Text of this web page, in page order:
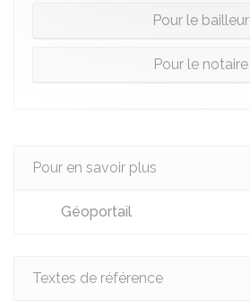
Pour le bailleur
Pour le notaire
Pour en savoir plus
Géoportail
Textes de référence